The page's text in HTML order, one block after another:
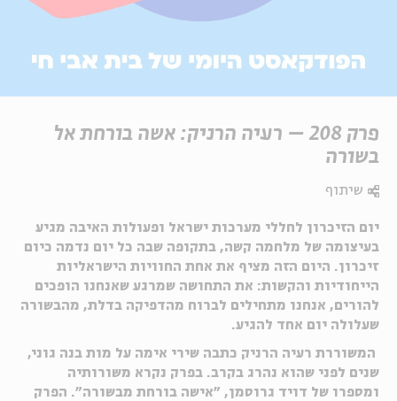
פרק 208 – רעיה הרניק: אשה בורחת אל
בשורה
יום הזיכרון לחללי מערכות ישראל ופעולות האיבה מגיע
בעיצומה של מלחמה קשה, בתקופה שבה כל יום נדמה כיום
זיכרון. היום הזה מציף את אחת החוויות הישראליות
הייחודיות והקשות: את התחושה שמרגע שאנחנו הופכים
להורים, אנחנו מתחילים לברוח מהדפיקה בדלת, מהבשורה
שעלולה יום אחד להגיע.
המשוררת רעיה הרניק כתבה שירי אימה על מות בנה גוני,
שנים לפני שהוא נהרג בקרב. בפרק נקרא משורותיה
ומספרו של דויד גרוסמן, "אישה בורחת מבשורה". הפרק
שיתוף